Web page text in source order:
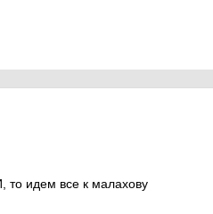
то идем все к малахову